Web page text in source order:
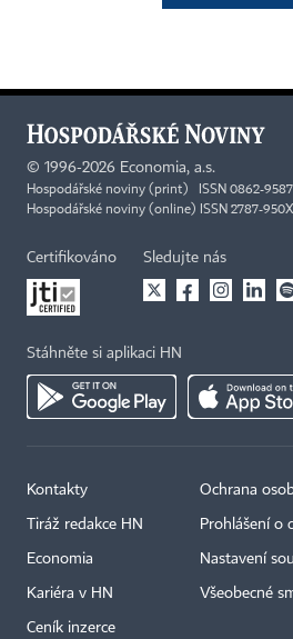
© 1996-2026 Economia, a.s.
Hospodářské noviny (print) ISSN 0862-9587
Hospodářské noviny (online) ISSN 2787-950X
Certifikováno Sledujte nás
Stáhněte si aplikaci HN
Kontakty
Tiráž redakce HN
Economia
Kariéra v HN
Ceník inzerce
Ochrana
Prohlášení o
Nastavení
Všeobecné